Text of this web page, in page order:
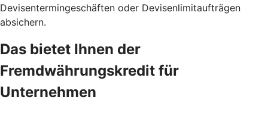
Devisentermingeschäften oder Devisenlimitaufträgen
absichern.
Das bietet Ihnen der
Fremdwährungskredit für
Unternehmen